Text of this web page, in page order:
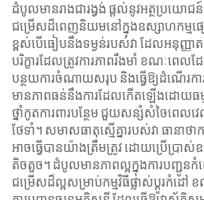
ដំបូលមានរាងជារង្វង់ ផ្តល់នូវអត្ថប្រយោជន៍
ជម្រើសដ៏ពេញនិយមនៅក្នុងឧស្សាហកម្មផ្
ខ្ពស់បើធៀបនឹងទម្ងន់របស់វា ដែលអនុញ្ញា
បរិក្ខារដែលត្រូវការភាពរឹងមាំ ខណៈពេល
បន្ថយការចំណាយសរុប និងធ្វើឱ្យដំណើរ
មានភាពធន់នឹងការដែលកើតឡើងដោយធម្
ថ្នាំកូតការពារបន្ថែម ជួយសន្សំសំចៃពេលវ
ថែទាំ។ សមាសធាតុស្មើគ្នារបស់វា ធានាថា
អាចធ្វើបានយ៉ាងត្រឹមត្រូវ ដោយប្រើប្រា
តិចតួច។ ដំបូលមានភាពល្អក្នុងការបញ្ជូនកំដ
ជម្រើសដ៏ល្អសម្រាប់កម្មវិធីផ្លាស់ប្តូរកំដៅ